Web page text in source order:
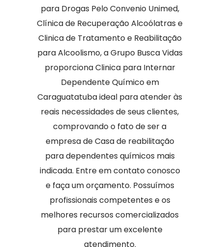
para Drogas Pelo Convenio Unimed,
Clínica de Recuperação Alcoólatras e
Clinica de Tratamento e Reabilitação
para Alcoolismo, a Grupo Busca Vidas
proporciona Clinica para Internar
Dependente Químico em
Caraguatatuba ideal para atender às
reais necessidades de seus clientes,
comprovando o fato de ser a
empresa de Casa de reabilitação
para dependentes químicos mais
indicada. Entre em contato conosco
e faça um orçamento. Possuímos
profissionais competentes e os
melhores recursos comercializados
para prestar um excelente
atendimento.